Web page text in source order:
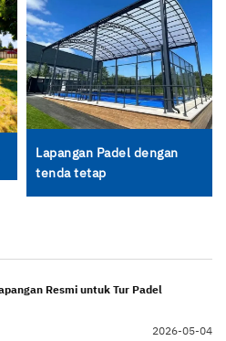
Lapangan Padel dengan
tenda tetap
Resmi untuk Tur Padel
2026-05-04